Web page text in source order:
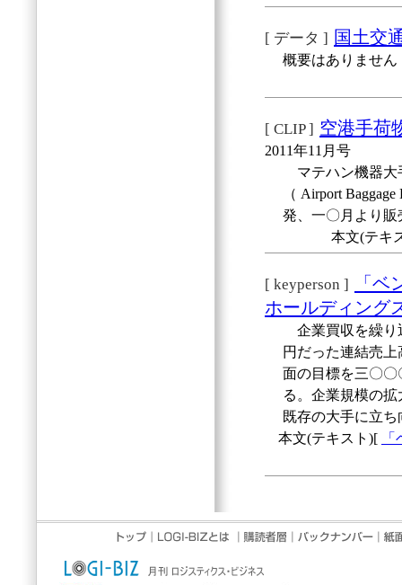
[ データ ] 国土交
概要はありません
[ CLIP ] 空港手荷
2011年11月号
マテハン機器大
（ Airport
発、一〇月より
本文(テキ
[ keyperson ]
「
ホールディン
企業買収を繰り
円だった連結売
面の目標を三〇
る。企業規模の
既存の大手に立ち
本文(テキスト)[